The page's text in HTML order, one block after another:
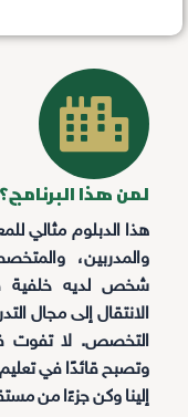
لمن هذا البرنامج؟
هذا الدبلوم مثالي
والمدربين،
شخص لديه خلفية
الانتقال إلى مجال
التخصص. لا تفوت
وتصبح قائدًا في
إلينا وكن جزءًا من